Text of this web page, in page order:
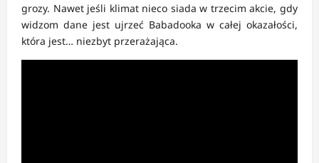
grozy. Nawet jeśli klimat nieco siada w trzecim akcie, gdy
widzom dane jest ujrzeć Babadooka w całej okazałości,
która jest… niezbyt przerażająca.